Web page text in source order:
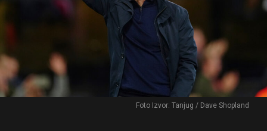
Foto Izvor: Tanjug / Dave Shopland